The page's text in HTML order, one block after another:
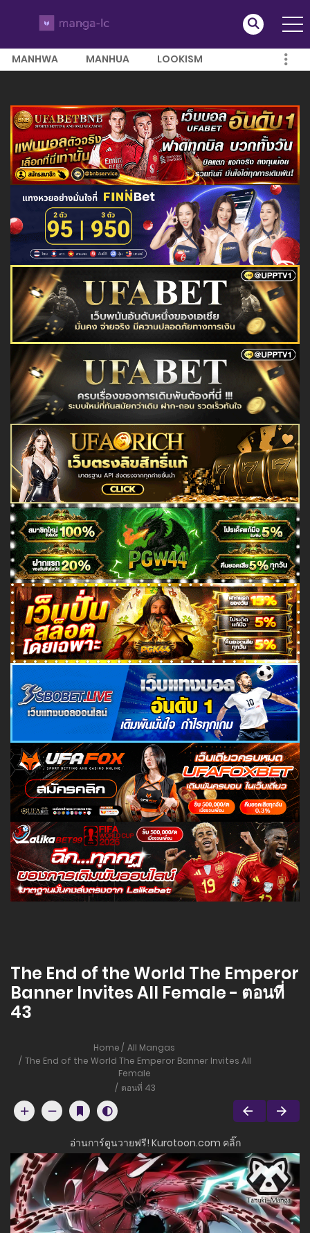
MANHWA MANHUA LOOKISM
The End of the World The Emperor
Banner Invites All Female - ตอนที่
43
Home
All Mangas
The End of the World The Emperor Banner Invites All
Female
ตอนที่ 43
อ่านการ์ตูนวายฟรี! Kurotoon.com คลิ๊ก